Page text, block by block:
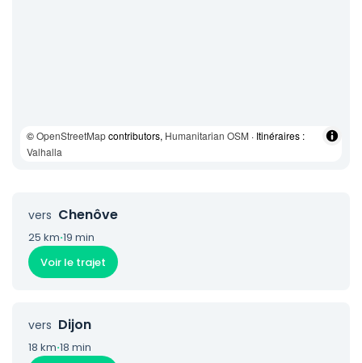
©OpenStreetMapcontributors, Humanitarian OSM · Itinéraires :
Valhalla
vers Chenôve
25 km·19 min
Voir le trajet
vers Dijon
18 km·18 min